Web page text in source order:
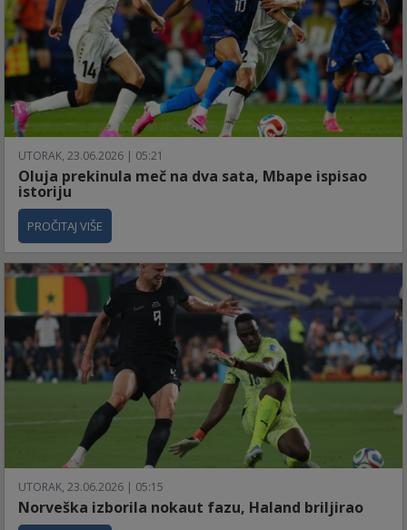
UTORAK, 23.06.2026 | 05:21
Oluja prekinula meč na dva sata, Mbape ispisao
istoriju
PROČITAJ VIŠE
UTORAK, 23.06.2026 | 05:15
Norveška izborila nokaut fazu, Haland briljirao